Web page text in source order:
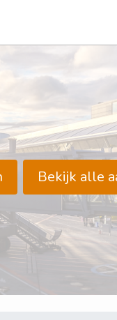
Bekijk alle